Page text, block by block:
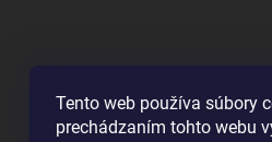
Tento web používa súbory
prechádzaním tohto webu